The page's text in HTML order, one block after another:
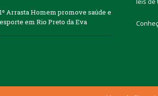
1º Arrasta Homem promove saúde e
esporte em Rio Preto da Eva